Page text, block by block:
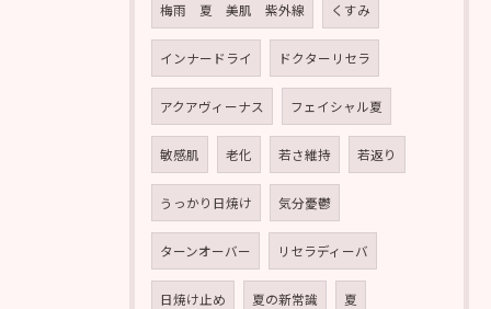
梅雨 夏 美肌 紫外線 くすみ
インナードライ ドクターリセラ
アクアヴィーナス フェイシャル夏
敏感肌 老化 若さ維持 若返り
うっかり日焼け 気分憂鬱
ターンオーバー リセラディーバ
日焼け止め 夏の新常識 夏